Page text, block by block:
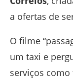
a ofertas de
O filme
um taxi e
serviços